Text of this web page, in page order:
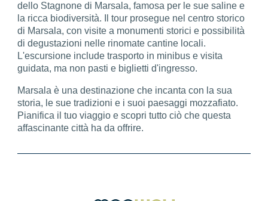
dello Stagnone di Marsala, famosa per le sue saline e
la ricca biodiversità. Il tour prosegue nel centro storico
di Marsala, con visite a monumenti storici e possibilità
di degustazioni nelle rinomate cantine locali.
L'escursione include trasporto in minibus e visita
guidata, ma non pasti e biglietti d'ingresso.
Marsala è una destinazione che incanta con la sua
storia, le sue tradizioni e i suoi paesaggi mozzafiato.
Pianifica il tuo viaggio e scopri tutto ciò che questa
affascinante città ha da offrire.